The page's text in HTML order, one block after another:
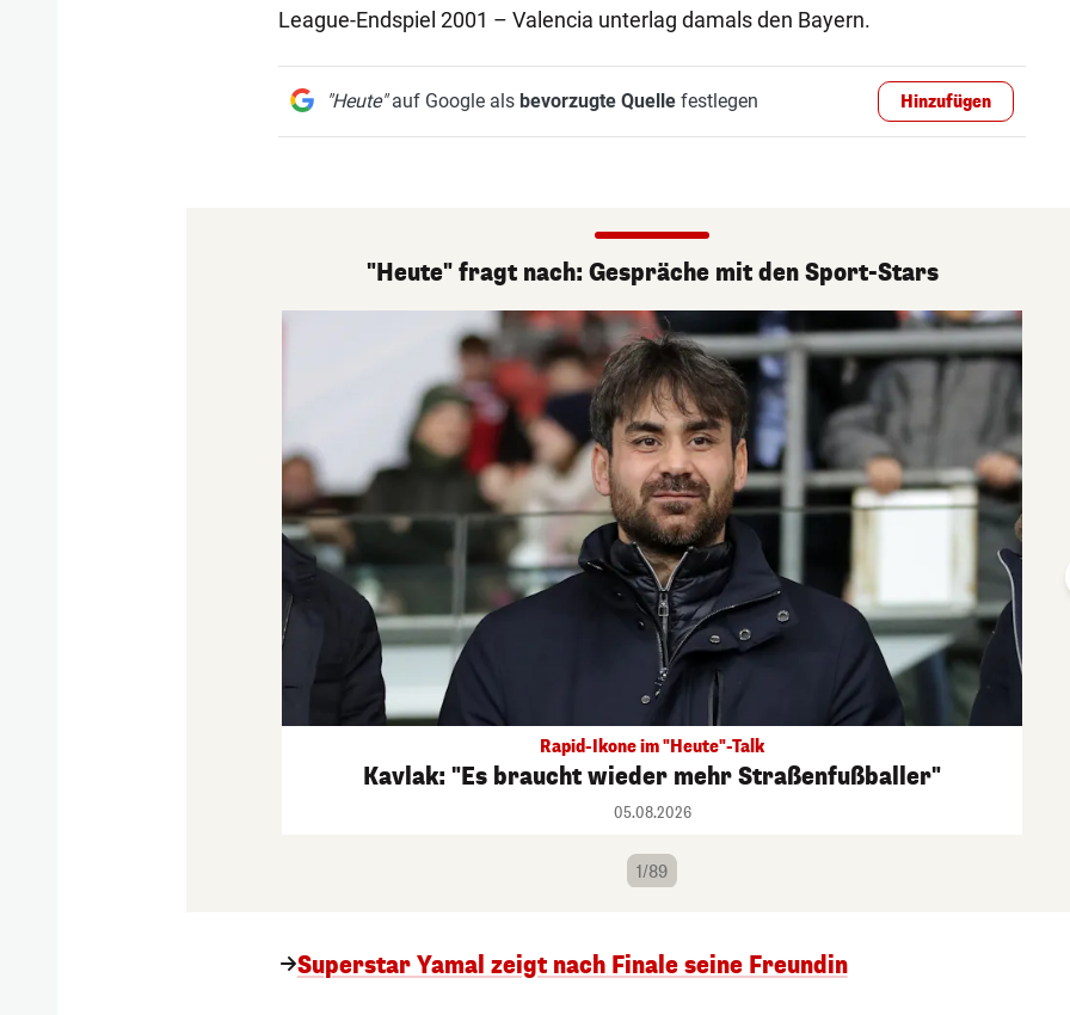
League-Endspiel 2001 – Valencia unterlag damals den Bayern.
"Heute"auf Google als bevorzugte Quellefestlegen Hinzufügen
"Heute" fragt nach: Gespräche mit den Sport-Stars
Rapid-Ikone im "Heute"-Talk
Kavlak: "Es braucht wieder mehr Straßenfußballer"
05.08.2026
1/89
Superstar Yamal zeigt nach Finale seine Freundin